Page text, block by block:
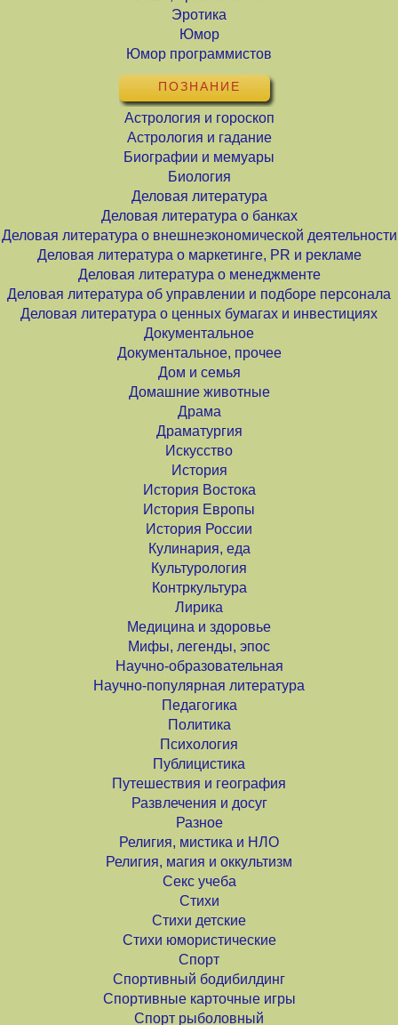
Эротика
Юмор
Юмор программистов
ПОЗНАНИЕ
Астрология и гороскоп
Астрология и гадание
Биографии и мемуары
Биология
Деловая литература
Деловая литература о банках
Деловая литература о внешнеэкономической деятельности
Деловая литература о маркетинге, PR и рекламе
Деловая литература о менеджменте
Деловая литература об управлении и подборе персонала
Деловая литература о ценных бумагах и инвестициях
Документальное
Документальное, прочее
Дом и семья
Домашние животные
Драма
Драматургия
Искусство
История
История Востока
История Европы
История России
Кулинария, еда
Культурология
Контркультура
Лирика
Медицина и здоровье
Мифы, легенды, эпос
Научно-образовательная
Научно-популярная литература
Педагогика
Политика
Психология
Публицистика
Путешествия и география
Развлечения и досуг
Разное
Религия, мистика и НЛО
Религия, магия и оккультизм
Секс учеба
Стихи
Стихи детские
Стихи юмористические
Спорт
Спортивный бодибилдинг
Спортивные карточные игры
Спорт рыболовный